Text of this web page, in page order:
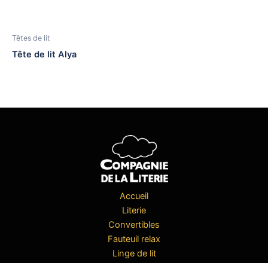
Têtes de lit
Tête de lit Alya
Accueil
Literie
Convertibles
Fauteuil relax
Linge de lit